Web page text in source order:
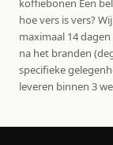
koffiebonen Een
hoe vers is vers?
maximaal 14
na het branden
specifieke
leveren binnen 3